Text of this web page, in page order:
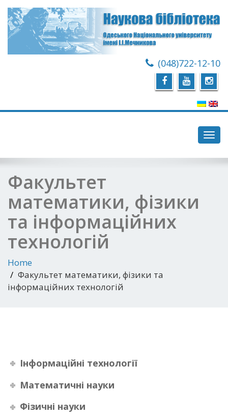
(048)722-12-10
Факультет
математики, фізики
та інформаційних
технологій
Home
Факультет математики, фізики та
інформаційних технологій
Інформаційні технології
Математичні науки
Фізичні науки